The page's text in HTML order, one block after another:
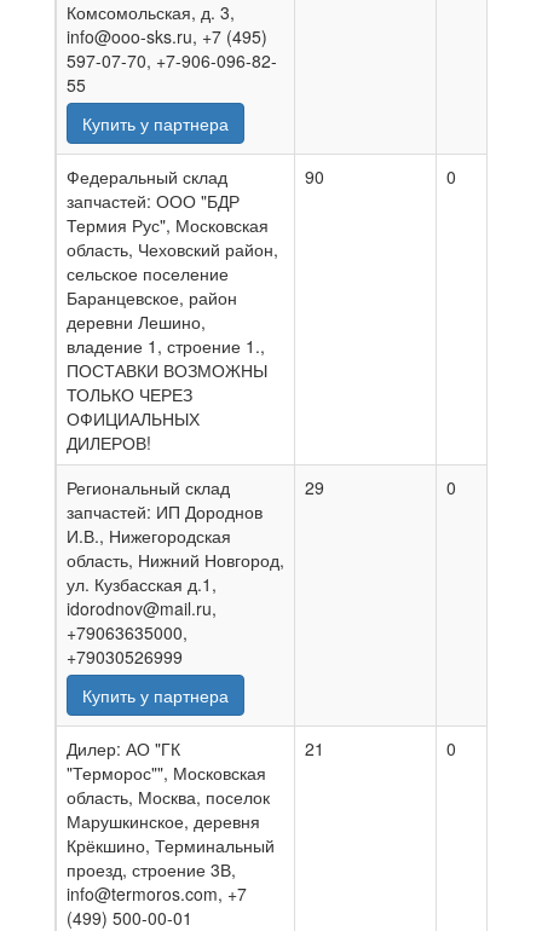
Комсомольская, д. 3,
info@ooo-sks.ru, +7 (495)
597-07-70, +7-906-096-82-
55
Купить у партнера
Федеральный склад
запчастей: ООО "БДР
Термия Рус", Московская
область, Чеховский район,
сельское поселение
Баранцевское, район
деревни Лешино,
владение 1, строение 1.,
ПОСТАВКИ ВОЗМОЖНЫ
ТОЛЬКО ЧЕРЕЗ
ОФИЦИАЛЬНЫХ
ДИЛЕРОВ!
90 0
Региональный склад
запчастей: ИП Дороднов
И.В., Нижегородская
область, Нижний Новгород,
ул. Кузбасская д.1,
idorodnov@mail.ru,
+79063635000,
+79030526999
Купить у партнера
29 0
Дилер: АО "ГК
"Терморос"", Московская
область, Москва, поселок
Марушкинское, деревня
Крёкшино, Терминальный
проезд, строение 3В,
info@termoros.com, +7
(499) 500-00-01
21 0